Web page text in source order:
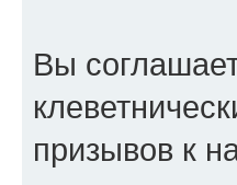
Вы
призывов к